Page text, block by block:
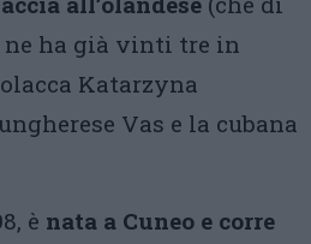
ha già vinti tre in
Katarzyna
Vas e la cubana
è nata a Cuneo e corre